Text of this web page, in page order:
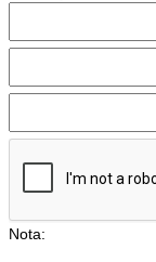
Nota: